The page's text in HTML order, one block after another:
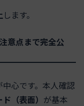
します。
意点まで完全公
心です。本人確認
（表面） が基本